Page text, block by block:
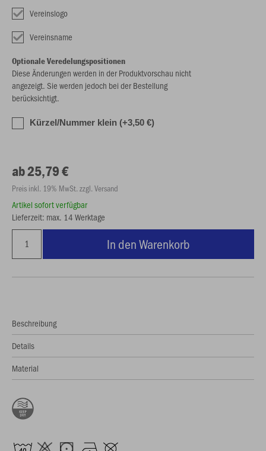
Vereinslogo
Vereinsname
Optionale Veredelungspositionen
Diese Änderungen werden in der Produktvorschau nicht
angezeigt. Sie werden jedoch bei der Bestellung
berücksichtigt.
Kürzel/Nummer klein (+3,50 €)
ab 25,79 €
Preis inkl. 19% MwSt. zzgl. Versand
Artikel sofort verfügbar
Lieferzeit: max. 14 Werktage
In den Warenkorb
Beschreibung
Details
Material